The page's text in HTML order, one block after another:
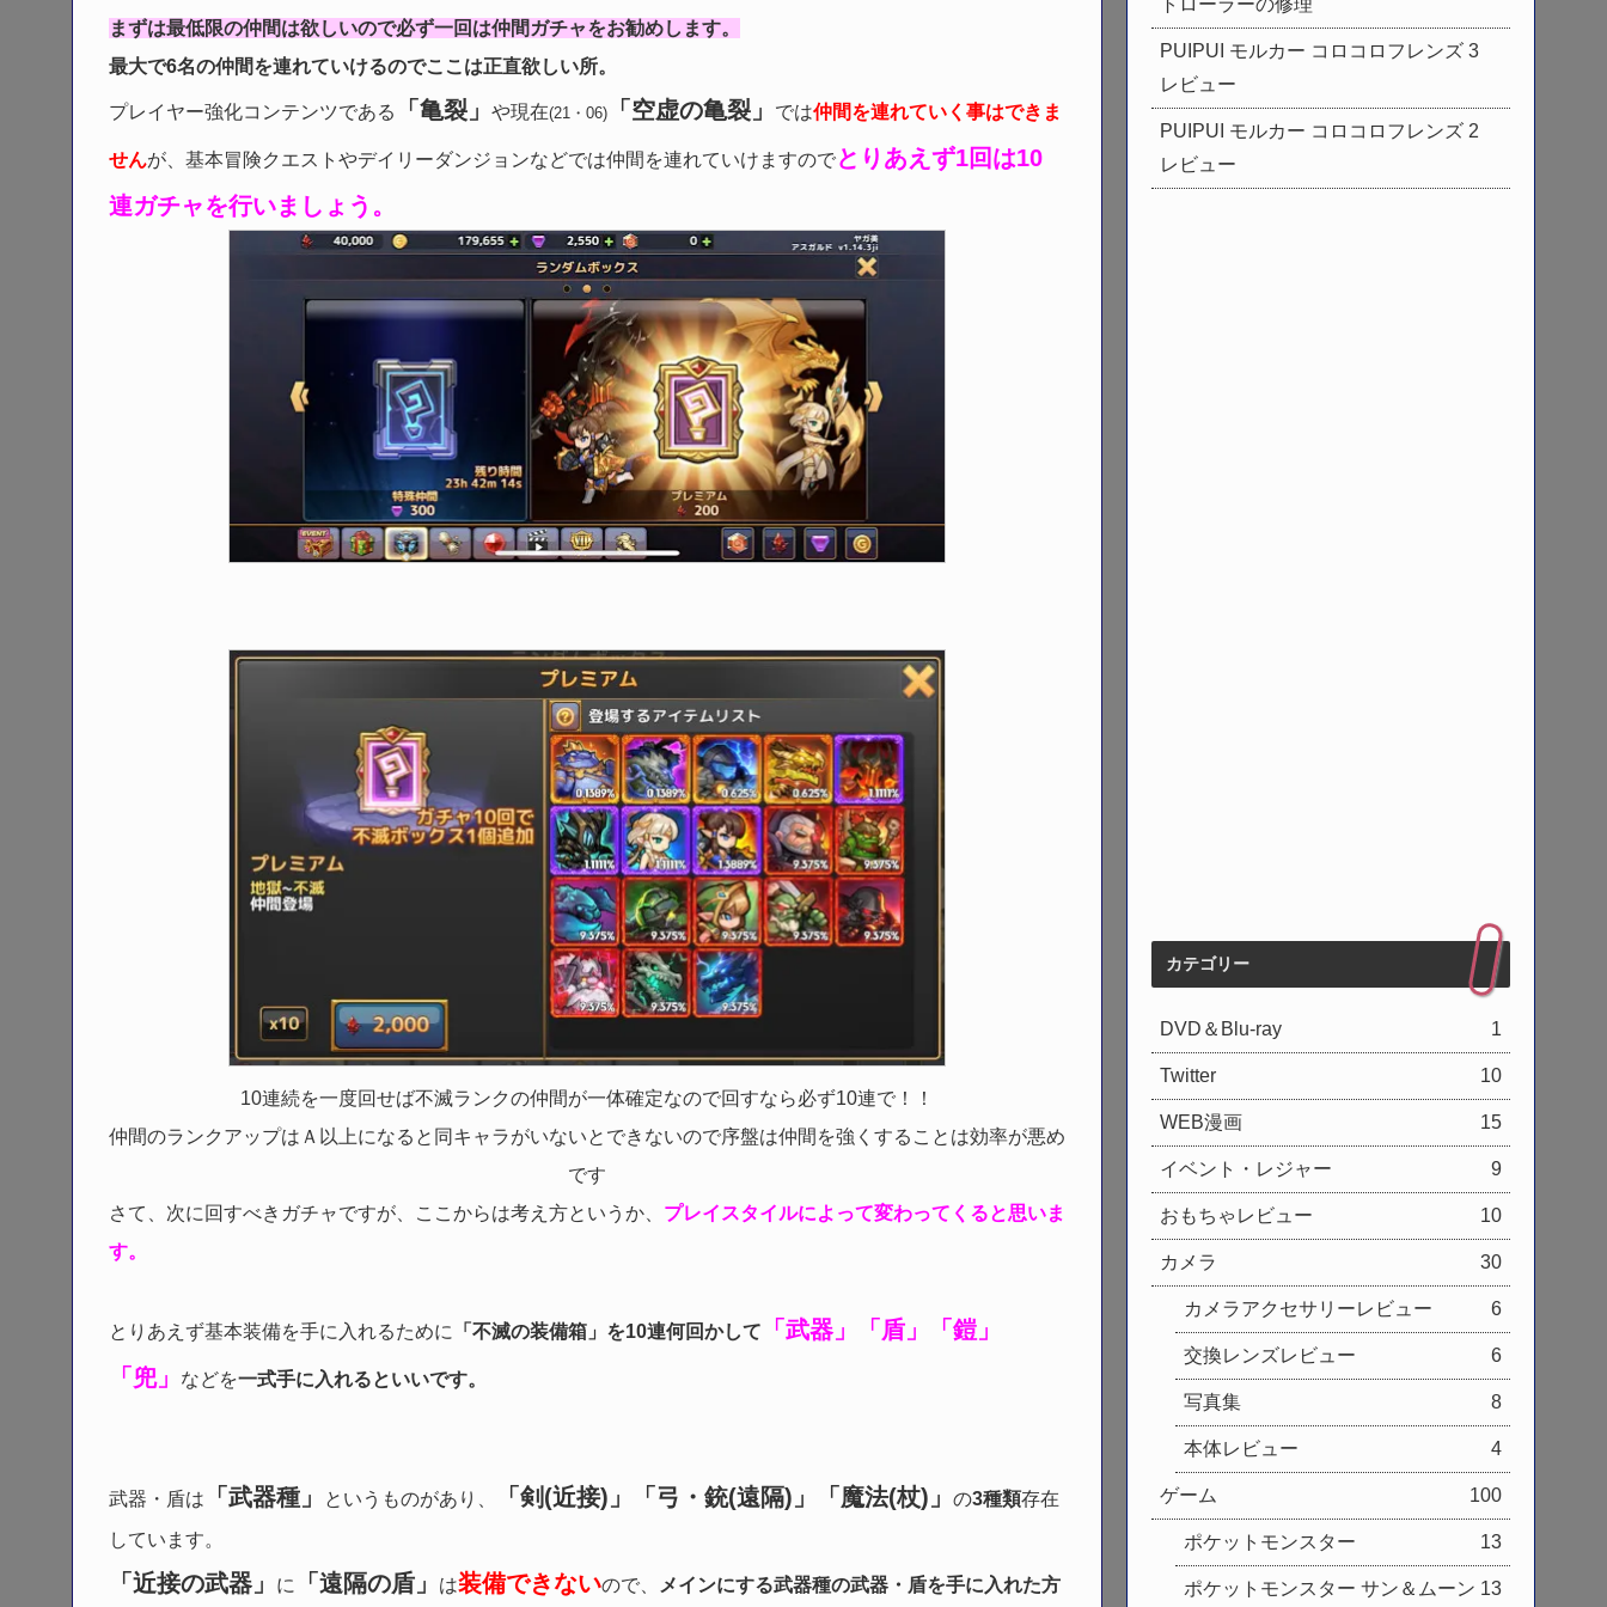
まずは最低限の仲間は欲しいので必ず一回は仲間ガチャをお勧めします。
最大で6名の仲間を連れていけるのでここは正直欲しい所。
プレイヤー強化コンテンツである 「亀裂」 や現在(21・06) 「空虚の亀裂」 では仲間を連れていく事はできま
せんが、基本冒険クエストやデイリーダンジョンなどでは仲間を連れていけますのでとりあえず1回は10
連ガチャを行いましょう。
10連続を一度回せば不滅ランクの仲間が一体確定なので回すなら必ず10連で！！
仲間のランクアップはＡ以上になると同キャラがいないとできないので序盤は仲間を強くすることは効率が悪め
です
さて、次に回すべきガチャですが、ここからは考え方というか、 プレイスタイルによって変わってくると思いま
す。
とりあえず基本装備を手に入れるために 「不滅の装備箱」を10連何回かして
「武器」「盾」「鎧」
「兜」
などを一式手に入れるといいです。
武器・盾は 「武器種」 というものがあり、 「剣(近接)」「弓・銃(遠隔)」「魔法(杖)」 の3種類存在
しています。
「近接の武器」 に 「遠隔の盾」 は装備できないので、 メインにする武器種の武器・盾を手に入れた方
トローラーの修理
PUIPUI モルカー コロコロフレンズ 3
レビュー
PUIPUI モルカー コロコロフレンズ 2
レビュー
カテゴリー
DVD＆Blu-ray 1
Twitter 10
WEB漫画 15
イベント・レジャー 9
おもちゃレビュー 10
カメラ 30
カメラアクセサリーレビュー 6
交換レンズレビュー 6
写真集 8
本体レビュー 4
ゲーム 100
ポケットモンスター 13
ポケットモンスター サン＆ムーン 13